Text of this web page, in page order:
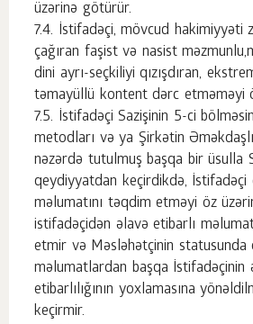
üzərinə götürür.
İstifadəçi, mövcud hakimiyyəti
çağıran faşist və nasist
dini ayrı-seçkiliyi qızışdıran,
təmayüllü kontent dərc etməməyi
İstifadəçi Sazişinin 5-ci
metodları və ya Şirkətin
nəzərdə tutulmuş başqa bir üsulla
qeydiyyatdan keçirdikdə, İstifadəçi
məlumatını təqdim etməyi öz
istifadəçidən əlavə etibarlı
etmir və Məsləhətçinin statusunda
məlumatlardan başqa İstifadəçinin
etibarlılığının yoxlamasına
keçirmir.